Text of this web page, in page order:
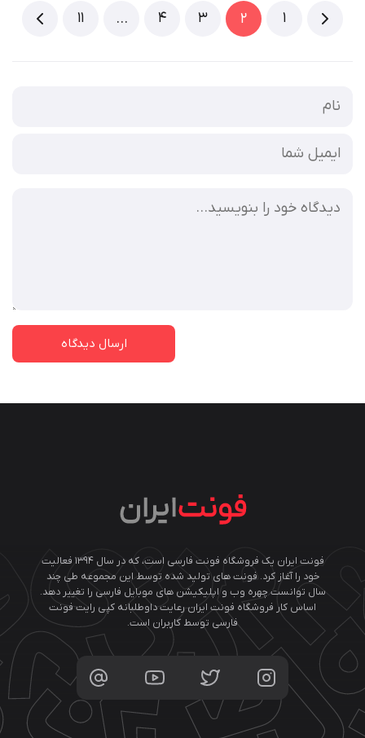
1
2
3
4
…
11
فونت ایران یک فروشگاه فونت فارسی است، که در سال ۱۳۹۴ فعالیت
خود را آغاز کرد. فونت های تولید شده توسط این مجموعه طی چند
سال توانست چهره وب و اپلیکیشن های موبایل فارسی را تغییر دهد.
اساس کار فروشگاه فونت ایران رعایت داوطلبانه کپی رایت فونت
فارسی توسط کاربران است.